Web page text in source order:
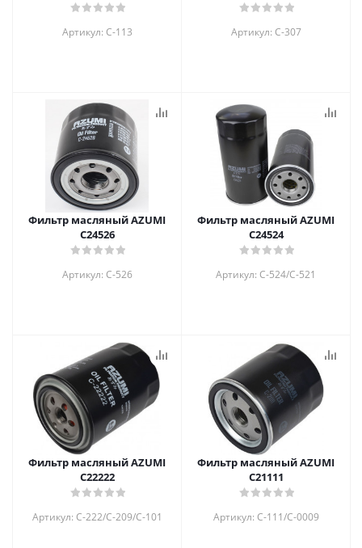
Артикул: C-113 Артикул: C-307
Фильтр масляный AZUMI
C24526
Артикул: C-526
Фильтр масляный AZUMI
C24524
Артикул: C-524/C-521
Фильтр масляный AZUMI
C22222
Артикул: C-222/C-209/C-101
Фильтр масляный AZUMI
C21111
Артикул: C-111/C-0009